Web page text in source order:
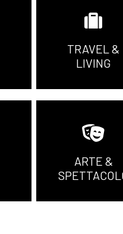
TRAVEL &
LIVING
ARTE &